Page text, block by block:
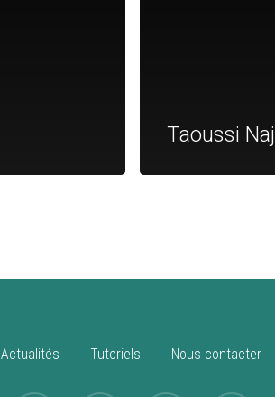
Taoussi
Actualités Tutoriels Nous contacter